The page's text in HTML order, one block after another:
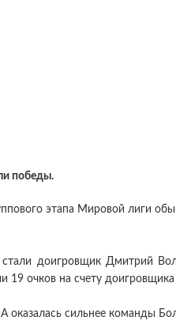
победы.
этапа Мировой лиги
доигровщик Дмитрий
19 очков на счету
оказалась сильнее команды